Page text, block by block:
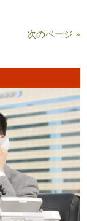
次のページ »